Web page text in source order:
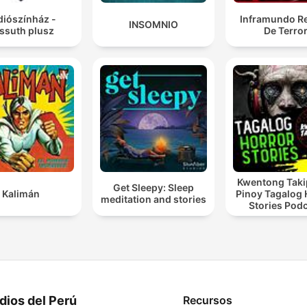
sido transmitidos como
advertencias sobre
Las leyendas que
son entidades vivas que
evolucionan,
temores modernos. Estas
leyendas resuenan con
verdades universales que
despiertan instintos
primordiales. Cada una de
preservar estos
-
plusz
INSOMNIO
Inframundo
De Terror
Kalimán
Get Sleepy: Sleep
meditation and stories
Kwentong
Pinoy Tagalog
Stories
del Perú Recursos